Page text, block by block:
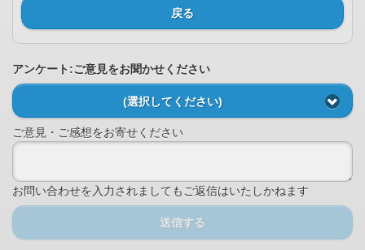
戻る
アンケート:ご意見をお聞かせください
(選択してください)
ご意見・ご感想をお寄せください
お問い合わせを入力されましてもご返信はいたしかねます
送信する